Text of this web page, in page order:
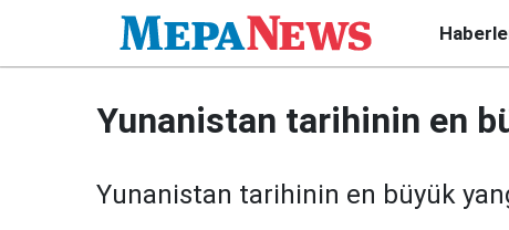
Yunanistan tarihinin en
Yunanistan tarihinin en büyük